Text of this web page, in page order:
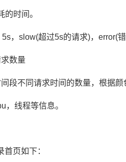
时间。
，slow(超过5s的请求)，error(
数量
段不同请求时间的数量，根据颜
，线程等信息。
页如下：